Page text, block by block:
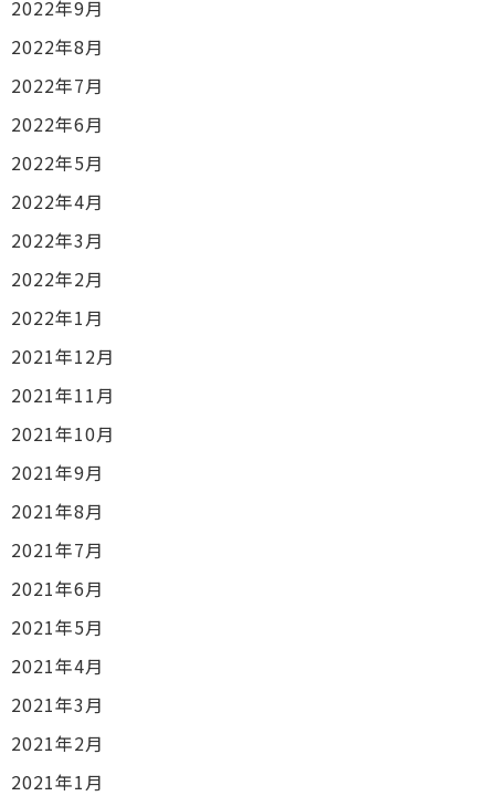
2022年9月
2022年8月
2022年7月
2022年6月
2022年5月
2022年4月
2022年3月
2022年2月
2022年1月
2021年12月
2021年11月
2021年10月
2021年9月
2021年8月
2021年7月
2021年6月
2021年5月
2021年4月
2021年3月
2021年2月
2021年1月